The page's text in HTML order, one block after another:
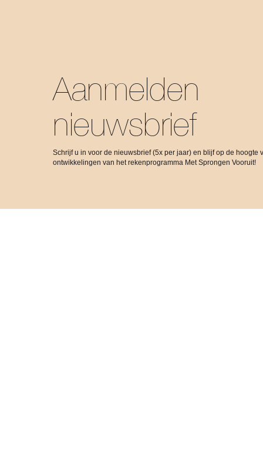
Aanmelden
nieuwsbrief
Schrijf u in voor de nieuwsbrief (5x per jaar) en blijf op de hoogte
ontwikkelingen van het rekenprogramma Met Sprongen Vooruit!